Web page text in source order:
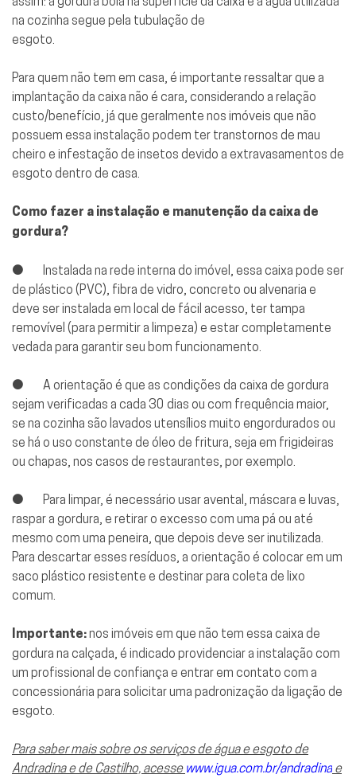
na cozinha segue pela tubulação de
esgoto.
Para quem não tem em casa, é importante ressaltar que a
implantação da caixa não é cara, considerando a relação
custo/benefício, já que geralmente nos imóveis que não
possuem essa instalação podem ter transtornos de mau
cheiro e infestação de insetos devido a extravasamentos de
esgoto dentro de casa.
Como fazer a instalação e manutenção da caixa de
gordura?
● Instalada na rede interna do imóvel, essa caixa pode ser
de plástico (PVC), fibra de vidro, concreto ou alvenaria e
deve ser instalada em local de fácil acesso, ter tampa
removível (para permitir a limpeza) e estar completamente
vedada para garantir seu bom funcionamento.
● A orientação é que as condições da caixa de gordura
sejam verificadas a cada 30 dias ou com frequência maior,
se na cozinha são lavados utensílios muito engordurados ou
se há o uso constante de óleo de fritura, seja em frigideiras
ou chapas, nos casos de restaurantes, por exemplo.
● Para limpar, é necessário usar avental, máscara e luvas,
raspar a gordura, e retirar o excesso com uma pá ou até
mesmo com uma peneira, que depois deve ser inutilizada.
Para descartar esses resíduos, a orientação é colocar em um
saco plástico resistente e destinar para coleta de lixo
comum.
Importante:nos imóveis em que não tem essa caixa de
gordura na calçada, é indicado providenciar a instalação com
um profissional de confiança e entrar em contato com a
concessionária para solicitar uma padronização da ligação de
esgoto.
Para saber mais sobre os serviços de água e esgoto de
Andradina e de Castilho, acesse www.igua.com.br/andradina e